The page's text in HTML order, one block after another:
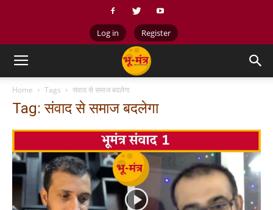
Log in Register
Home Tags संवाद से समाज बदलेगा
Tag: संवाद से समाज बदलेगा